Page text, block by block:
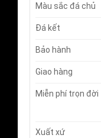
Màu sắc đá chủ
Đá kết
Bảo hành
Giao hàng
Miễn phí trọn đời
Xuất xứ